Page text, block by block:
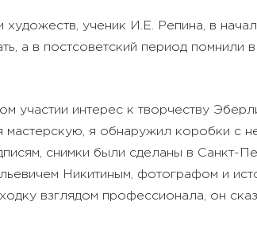
художеств, ученик И.Е. Репина, в
а в постсоветский период
участии интерес к творчеству
я обнаружил коробки с
снимки были сделаны в Санкт-
Никитиным, фотографом и
взглядом профессионала, он